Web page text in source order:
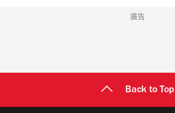
廣告
Back to Top